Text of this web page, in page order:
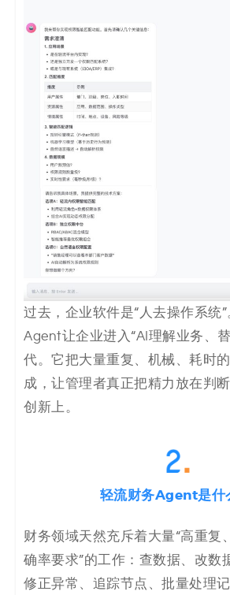
过去，企业软件是“人去操作系统
Agent让企业进入“AI理解业务、
代。它把大量重复、机械、耗时
成，让管理者真正把精力放在判
创新上。
轻流财务Agent是什
财务领域天然充斥着大量“高重复
确率要求”的工作：查数据、改数
修正异常、追踪节点、批量处理